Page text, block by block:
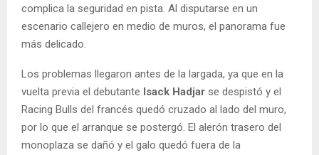
complica la seguridad en pista. Al disputarse en un
escenario callejero en medio de muros, el panorama fue
más delicado.
Los problemas llegaron antes de la largada, ya que en la
vuelta previa el debutante Isack Hadjar se despistó y el
Racing Bulls del francés quedó cruzado al lado del muro,
por lo que el arranque se postergó. El alerón trasero del
monoplaza se dañó y el galo quedó fuera de la